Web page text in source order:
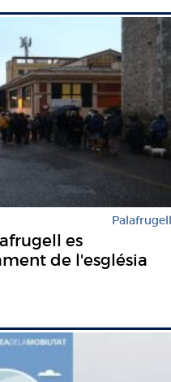
Palafrugell
es
de l'església